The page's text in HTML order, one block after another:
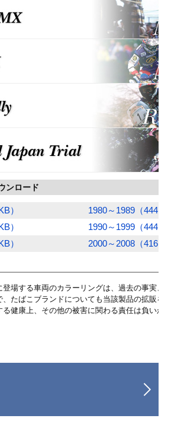
ンロード
）
1980～1989（
）
1990～1999（
）
2000～2008（
登場する車両のカラーリングは、過去の事実、
、たばこブランドについても当該製品の拡販を
る健康上、その他の被害に関わる責任は負いか